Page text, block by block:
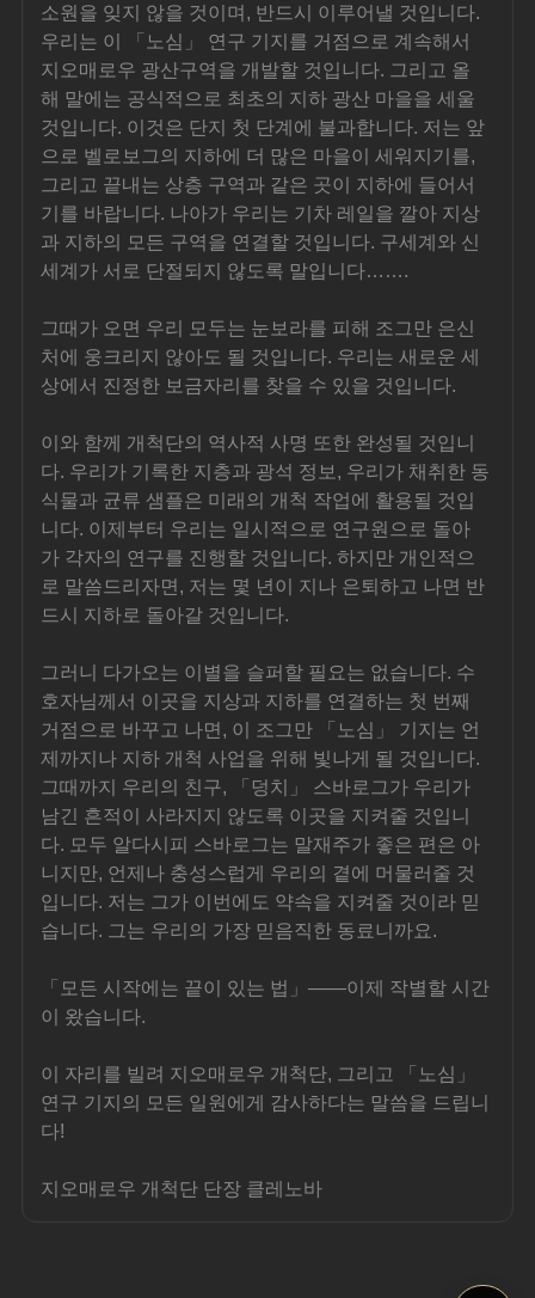
소원을 잊지 않을 것이며, 반드시 이루어낼 것입니다.
우리는 이 「노심」 연구 기지를 거점으로 계속해서
지오매로우 광산구역을 개발할 것입니다. 그리고 올
해 말에는 공식적으로 최초의 지하 광산 마을을 세울
것입니다. 이것은 단지 첫 단계에 불과합니다. 저는 앞
으로 벨로보그의 지하에 더 많은 마을이 세워지기를,
그리고 끝내는 상층 구역과 같은 곳이 지하에 들어서
기를 바랍니다. 나아가 우리는 기차 레일을 깔아 지상
과 지하의 모든 구역을 연결할 것입니다. 구세계와 신
세계가 서로 단절되지 않도록 말입니다…….
그때가 오면 우리 모두는 눈보라를 피해 조그만 은신
처에 웅크리지 않아도 될 것입니다. 우리는 새로운 세
상에서 진정한 보금자리를 찾을 수 있을 것입니다.
이와 함께 개척단의 역사적 사명 또한 완성될 것입니
다. 우리가 기록한 지층과 광석 정보, 우리가 채취한 동
식물과 균류 샘플은 미래의 개척 작업에 활용될 것입
니다. 이제부터 우리는 일시적으로 연구원으로 돌아
가 각자의 연구를 진행할 것입니다. 하지만 개인적으
로 말씀드리자면, 저는 몇 년이 지나 은퇴하고 나면 반
드시 지하로 돌아갈 것입니다.
그러니 다가오는 이별을 슬퍼할 필요는 없습니다. 수
호자님께서 이곳을 지상과 지하를 연결하는 첫 번째
거점으로 바꾸고 나면, 이 조그만 「노심」 기지는 언
제까지나 지하 개척 사업을 위해 빛나게 될 것입니다.
그때까지 우리의 친구, 「덩치」 스바로그가 우리가
남긴 흔적이 사라지지 않도록 이곳을 지켜줄 것입니
다. 모두 알다시피 스바로그는 말재주가 좋은 편은 아
니지만, 언제나 충성스럽게 우리의 곁에 머물러줄 것
입니다. 저는 그가 이번에도 약속을 지켜줄 것이라 믿
습니다. 그는 우리의 가장 믿음직한 동료니까요.
「모든 시작에는 끝이 있는 법」——이제 작별할 시간
이 왔습니다.
이 자리를 빌려 지오매로우 개척단, 그리고 「노심」
연구 기지의 모든 일원에게 감사하다는 말씀을 드립니
다!
지오매로우 개척단 단장 클레노바